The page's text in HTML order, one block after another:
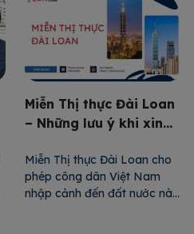
Miễn Thị thực Đài Loan
– Những lưu ý khi xin
Miễn Thị thực Đài Loan cho
phép công dân Việt Nam
nhập cảnh đến đất nước này